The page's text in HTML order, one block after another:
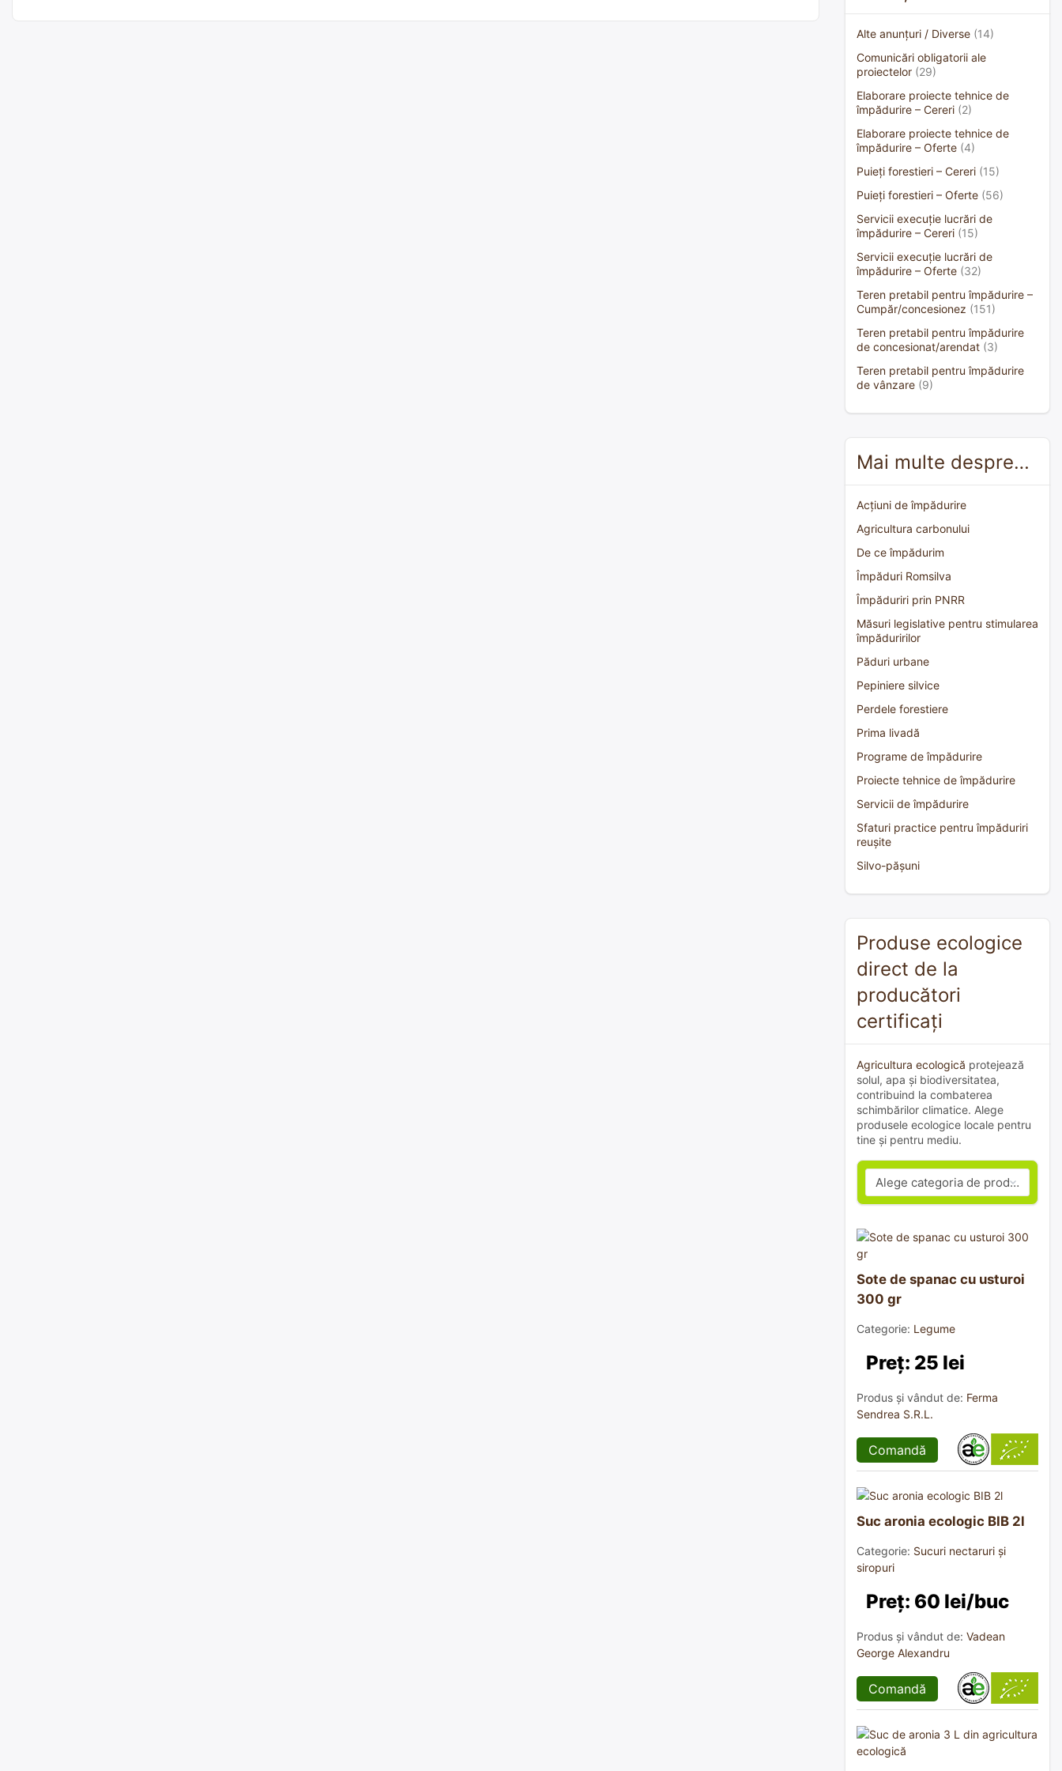
Alte anunțuri / Diverse (14)
Comunicări obligatorii ale
proiectelor (29)
Elaborare proiecte tehnice de
împădurire – Cereri (2)
Elaborare proiecte tehnice de
împădurire – Oferte (4)
Puieți forestieri – Cereri (15)
Puieți forestieri – Oferte (56)
Servicii execuție lucrări de
împădurire – Cereri (15)
Servicii execuție lucrări de
împădurire – Oferte (32)
Teren pretabil pentru împădurire –
Cumpăr/concesionez (151)
Teren pretabil pentru împădurire
de concesionat/arendat (3)
Teren pretabil pentru împădurire
de vânzare (9)
Mai multe despre…
Acțiuni de împădurire
Agricultura carbonului
De ce împădurim
Împăduri Romsilva
Împăduriri prin PNRR
Măsuri legislative pentru stimularea
împăduririlor
Păduri urbane
Pepiniere silvice
Perdele forestiere
Prima livadă
Programe de împădurire
Proiecte tehnice de împădurire
Servicii de împădurire
Sfaturi practice pentru împăduriri
reușite
Silvo-pășuni
Produse ecologice
direct de la
producători
certificați
Agricultura ecologică protejează
solul, apa și biodiversitatea,
contribuind la combaterea
schimbărilor climatice. Alege
produsele ecologice locale pentru
tine și pentru mediu.
Sote de spanac cu usturoi
300 gr
Categorie: Legume
Preț: 25 lei
Produs și vândut de: Ferma
Sendrea S.R.L.
Comandă
Suc aronia ecologic BIB 2l
Categorie: Sucuri nectaruri și
siropuri
Preț: 60 lei/buc
Produs și vândut de: Vadean
George Alexandru
Comandă